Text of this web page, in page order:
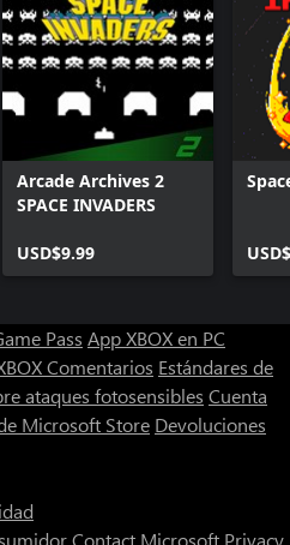
Arcade Archives 2
SPACE INVADERS
USD$9.99
Pass App XBOX en PC
Comentarios Estándares de
ataques fotosensibles Cuenta
Microsoft Store Devoluciones
Contact Microsoft Privacy